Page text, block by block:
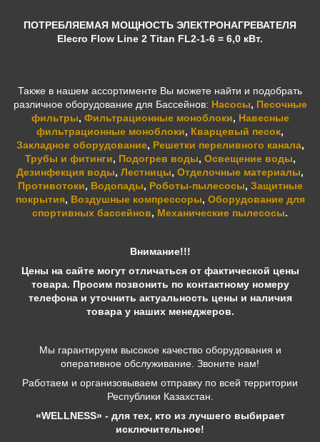
ПОТРЕБЛЯЕМАЯ МОЩНОСТЬ ЭЛЕКТРОНАГРЕВАТЕЛЯ
Elecro Flow Line 2 Titan FL2-1-6 = 6,0 кВт.
Также в нашем ассортименте Вы можете найти и подобрать
различное оборудование для Бассейнов: Насосы, Песочные
фильтры, Фильтрационные моноблоки, Навесные
фильтрационные моноблоки, Кварцевый песок,
Закладное оборудование, Решетки переливного канала,
Трубы и фитинги, Подогрев воды, Освещение воды,
Дезинфекция воды, Лестницы, Отделочные материалы,
Противотоки, Водопады, Роботы-пылесосы, Защитные
покрытия, Воздушные компрессоры, Оборудование для
спортивных бассейнов, Механические пылесосы.
Внимание!!!
Цены на сайте могут отличаться от фактической цены
товара. Просим позвонить по контактному номеру
телефона и уточнить актуальность цены и наличия
товара у наших менеджеров.
Мы гарантируем высокое качество оборудования и
оперативное обслуживание. Звоните нам!
Работаем и организовываем отправку по всей территории
Республики Казахстан.
«WELLNESS» - для тех, кто из лучшего выбирает
исключительное!